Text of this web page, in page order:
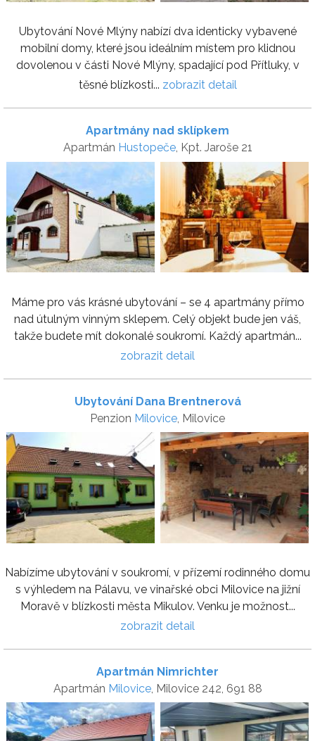
Ubytování Nové Mlýny nabízí dva identicky vybavené
mobilní domy, které jsou ideálním místem pro klidnou
dovolenou v části Nové Mlýny, spadající pod Přítluky, v
těsné blízkosti... zobrazit detail
Apartmány nad sklípkem
Apartmán Hustopeče, Kpt. Jaroše 21
Máme pro vás krásné ubytování – se 4 apartmány přímo
nad útulným vinným sklepem. Celý objekt bude jen váš,
takže budete mít dokonalé soukromí. Každý apartmán...
zobrazit detail
Ubytování Dana Brentnerová
Penzion Milovice , Milovice
Nabízíme ubytování v soukromí, v přízemí rodinného domu
s výhledem na Pálavu, ve vinařské obci Milovice na jižní
Moravě v blízkosti města Mikulov. Venku je možnost...
zobrazit detail
Apartmán Nimrichter
Apartmán Milovice, Milovice 242, 691 88